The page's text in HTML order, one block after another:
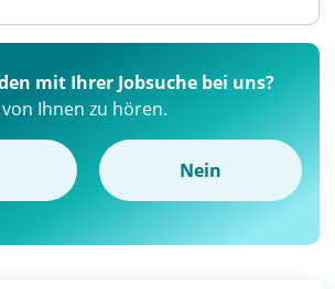
mit Ihrer Jobsuche bei uns?
Ihnen zu hören.
Nein